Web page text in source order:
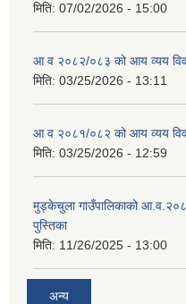
मिति: 07/02/2026 - 15:00
आ व २०८२/०८३ को आय व्यय
मिति: 03/25/2026 - 13:11
आ व २०८१/०८२ को आय व्यय
मिति: 03/25/2026 - 12:59
मुड्केचुला गाउँपालिकाको
पुस्तिका
मिति: 11/26/2025 - 13:00
अन्य